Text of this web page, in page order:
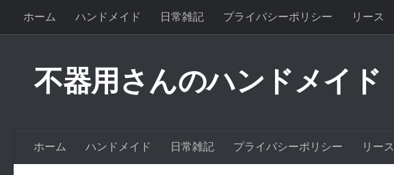
ホーム ハンドメイド 日常雑記 プライバシーポリシー リース
不器用さんのハンドメイド
ホーム ハンドメイド 日常雑記 プライバシーポリシー リース